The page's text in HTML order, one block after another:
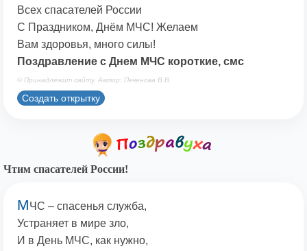
Всех спасателей России
С Праздником, Днём МЧС! Желаем
Вам здоровья, много силы!
Поздравление с Днем МЧС короткие, смс
© Принадлежит сайту. Автор: Печенова В.В.
Создать открытку
Чтим спасателей России!
МЧС – спасенья служба,
Устраняет в мире зло,
И в День МЧС, как нужно,